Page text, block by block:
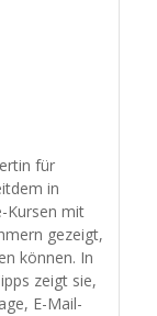
für
in
Kursen mit
gezeigt,
können. In
zeigt sie,
E-Mail-